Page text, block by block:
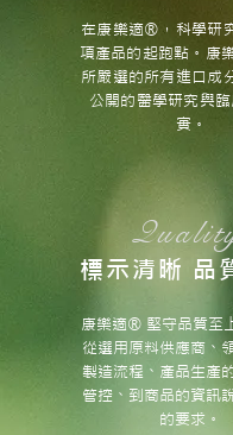
在康樂適®，科學研
項產品的起跑點。康
所嚴選的所有進口成
公開的醫學研究與
實。
標示清晰 品
康樂適® 堅守品質至
從選用原料供應商、
製造流程、產品生產
管控、到商品的資訊
的要求。